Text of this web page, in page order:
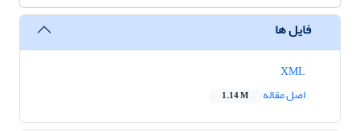
فایل ها
اصل مقاله
1.14 M